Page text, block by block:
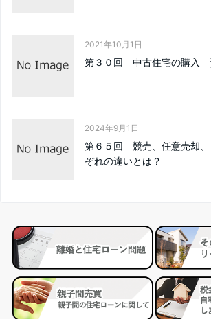
2021年10月1日
第３０回 中古住宅の購入
2024年9月1日
第６５回 競売、任意売却
ぞれの違いとは？